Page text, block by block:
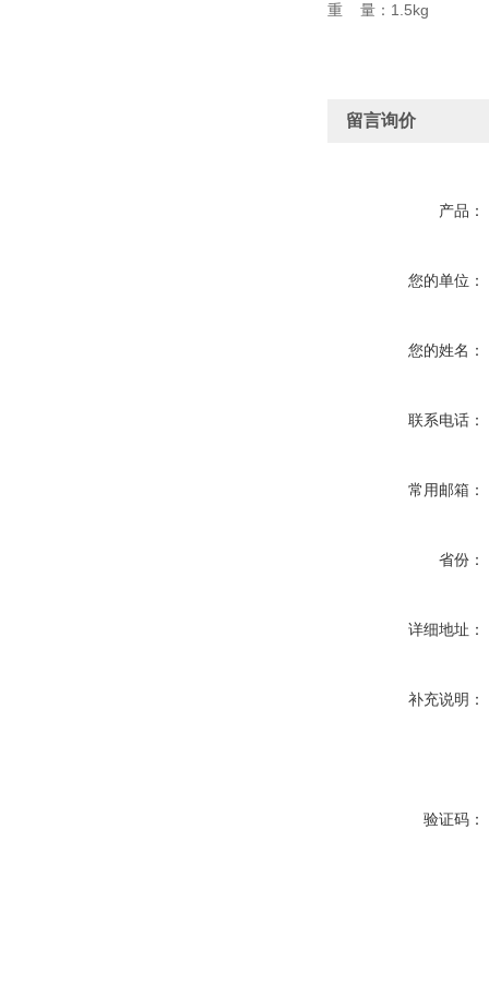
重 量：1.5kg
留言询价
产品：
您的单位：
您的姓名：
联系电话：
常用邮箱：
省份：
详细地址：
补充说明：
验证码：